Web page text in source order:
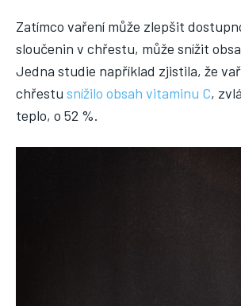
Zatímco vaření může zlepšit
sloučenin v chřestu, může snížit
Jedna studie například zjistila, že
chřestu snížilo obsah vitaminu C,
teplo, o 52 %.